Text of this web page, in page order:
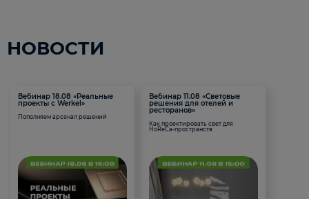
НОВОСТИ
Вебинар 18.08 «Реальные
проекты с Werkel»
Пополняем арсенал решений
Вебинар 11.08 «Световые
решения для отелей и
ресторанов»
Как проектировать свет для
HoReCa-пространств